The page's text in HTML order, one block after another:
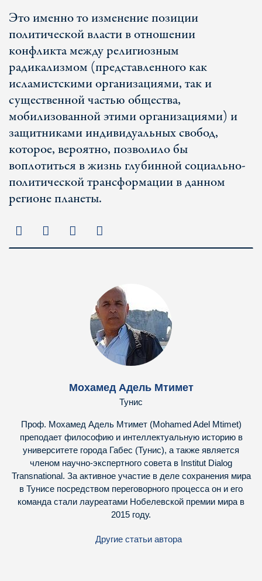
Это именно то изменение позиции
политической власти в отношении
конфликта между религиозным
радикализмом (представленного как
исламистскими организациями, так и
существенной частью общества,
мобилизованной этими организациями) и
защитниками индивидуальных свобод,
которое, вероятно, позволило бы
воплотиться в жизнь глубинной социально-
политической трансформации в данном
регионе планеты.
Мохамед Адель Мтимет
Тунис
Проф. Мохамед Адель Мтимет (Mohamed Adel Mtimet)
преподает философию и интеллектуальную историю в
университете города Габес (Тунис), а также является
членом научно-экспертного совета в Institut Dialog
Transnational. За активное участие в деле сохранения мира
в Тунисе посредством переговорного процесса он и его
команда стали лауреатами Нобелевской премии мира в
2015 году.
Другие статьи автора